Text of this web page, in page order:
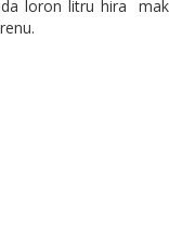
loron litru hira mak